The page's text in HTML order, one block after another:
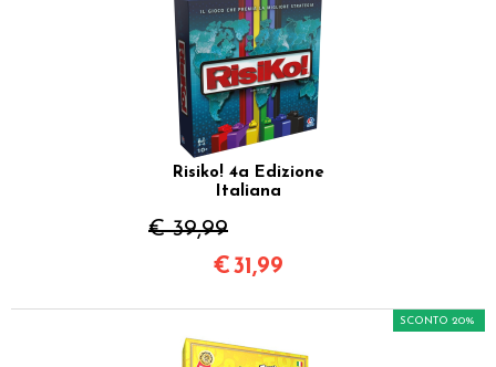
Risiko! 4a Edizione
Italiana
€ 39,99
€31,99
SCONTO 20%